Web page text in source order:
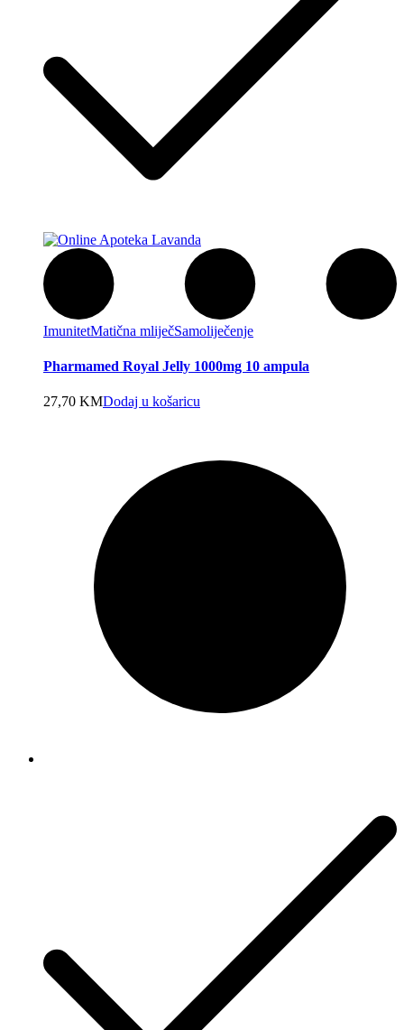
ImunitetMatična mliječSamoliječenje
Pharmamed Royal Jelly 1000mg 10 ampula
27,70 KMDodaj u košaricu